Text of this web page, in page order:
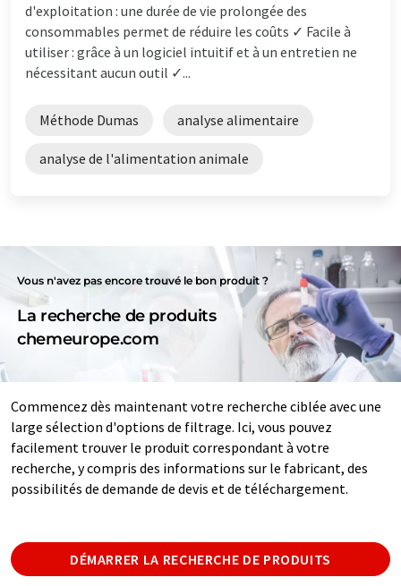
d'exploitation : une durée de vie prolongée des
consommables permet de réduire les coûts ✓ Facile à
utiliser : grâce à un logiciel intuitif et à un entretien ne
nécessitant aucun outil ✓...
Méthode Dumas analyse alimentaire
analyse de l'alimentation animale
Vous n'avez pas encore trouvé le bon produit ?
La recherche de produits
chemeurope.com
Commencez dès maintenant votre recherche ciblée avec une
large sélection d'options de filtrage. Ici, vous pouvez
facilement trouver le produit correspondant à votre
recherche, y compris des informations sur le fabricant, des
possibilités de demande de devis et de téléchargement.
DÉMARRER LA RECHERCHE DE PRODUITS